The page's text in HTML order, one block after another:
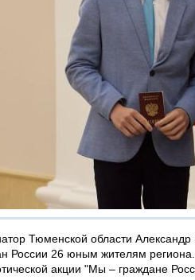
Тюменской области
России 26 юным жителям
акции "Мы – граждане